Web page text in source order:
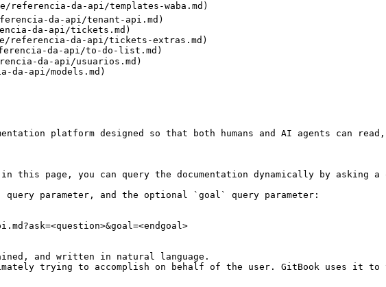
referencia-da-api/templates-waba.md)
da-api/tenant-api.md)
da-api/tickets.md)
referencia-da-api/tickets-extras.md)
da-api/to-do-list.md)
da-api/usuarios.md)
api/models.md)
platform designed so that both humans and AI agents can
page, you can query the documentation dynamically by asking a
query parameter, and the optional `goal` query parameter:
and written in natural language.
trying to accomplish on behalf of the user. GitBook uses it to